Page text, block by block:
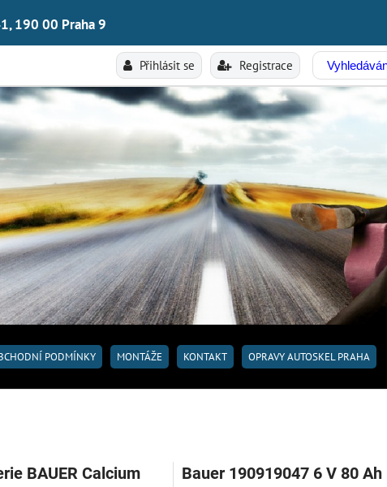
190 00 Praha 9
Přihlásit se Registrace
PODMÍNKY MONTÁŽE KONTAKT OPRAVY AUTOSKEL PRAHA
BAUER Calcium
Bauer 190919047 6 V 80 Ah